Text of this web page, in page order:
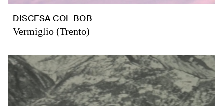
DISCESA COL BOB
Vermiglio (Trento)